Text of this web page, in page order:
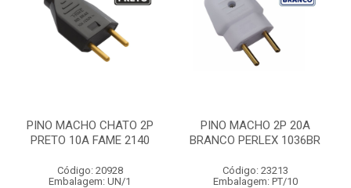
PINO MACHO CHATO 2P
PRETO 10A FAME 2140
Código: 20928
Embalagem: UN/1
PINO MACHO 2P 20A
BRANCO PERLEX 1036BR
Código: 23213
Embalagem: PT/10